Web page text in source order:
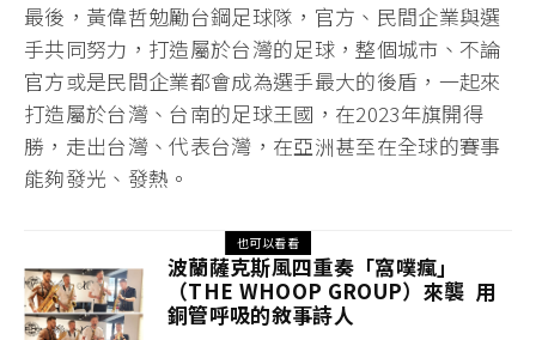
最後，黃偉哲勉勵台鋼足球隊，官方、民間企業與選
手共同努力，打造屬於台灣的足球，整個城市、不論
官方或是民間企業都會成為選手最大的後盾，一起來
打造屬於台灣、台南的足球王國，在2023年旗開得
勝，走出台灣、代表台灣，在亞洲甚至在全球的賽事
能夠發光、發熱。
也可以看看
波蘭薩克斯風四重奏「窩噗瘋」
（THE WHOOP GROUP）來襲 用
銅管呼吸的敘事詩人